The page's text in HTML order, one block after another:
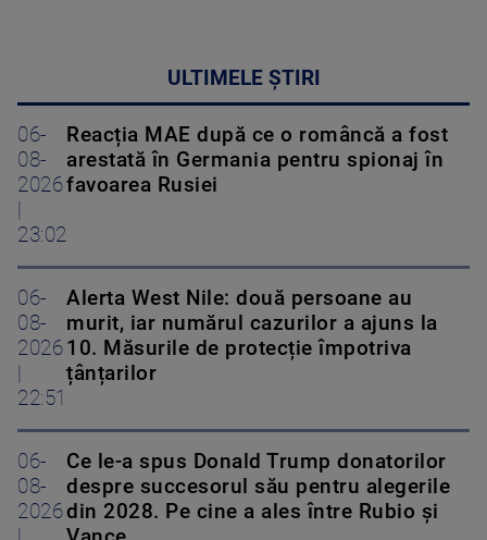
ULTIMELE ȘTIRI
06-
08-
2026
|
23:02
Reacția MAE după ce o româncă a fost
arestată în Germania pentru spionaj în
favoarea Rusiei
06-
08-
2026
|
22:51
Alerta West Nile: două persoane au
murit, iar numărul cazurilor a ajuns la
10. Măsurile de protecție împotriva
țânțarilor
06-
08-
2026
Ce le-a spus Donald Trump donatorilor
despre succesorul său pentru alegerile
din 2028. Pe cine a ales între Rubio și